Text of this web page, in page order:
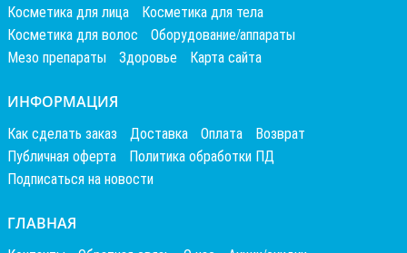
Косметика для лица
Косметика для тела
Косметика для волос
Оборудование/аппараты
Мезо препараты
Здоровье Карта сайта
ИНФОРМАЦИЯ
Как сделать заказ Доставка Оплата
Возврат
Публичная оферта
Политика обработки ПД
Подписаться на новости
ГЛАВНАЯ